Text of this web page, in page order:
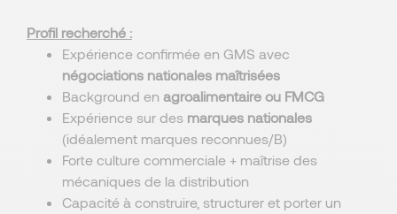
Profil recherché :
Expérience confirmée en GMS avec
négociations nationales maîtrisées
Background en agroalimentaire ou FMCG
Expérience sur des marques nationales
(idéalement marques reconnues/B)
Forte culture commerciale + maîtrise des
mécaniques de la distribution
Capacité à construire, structurer et porter un